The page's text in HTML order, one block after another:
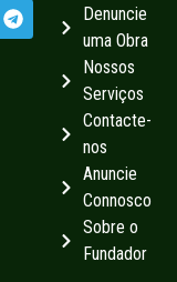
Denuncie
uma Obra
Nossos
Serviços
Contacte-
nos
Anuncie
Connosco
Sobre o
Fundador